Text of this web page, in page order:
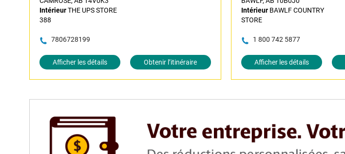
IntérieurTHE UPS STORE
388
7806728199
Afficher les détails Obtenir l’itinéraire
IntérieurBAWLF COUNTRY
STORE
1 800 742 5877
Afficher les détails